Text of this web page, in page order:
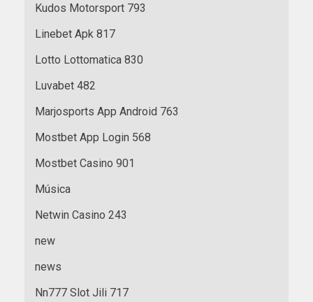
Kudos Motorsport 793
Linebet Apk 817
Lotto Lottomatica 830
Luvabet 482
Marjosports App Android 763
Mostbet App Login 568
Mostbet Casino 901
Música
Netwin Casino 243
new
news
Nn777 Slot Jili 717